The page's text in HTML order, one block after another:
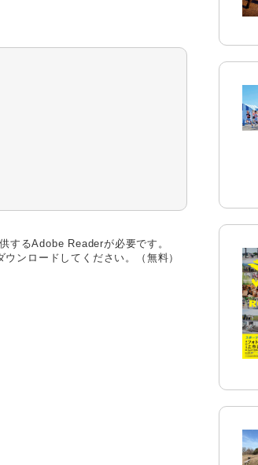
するAdobe Readerが必要です。
ンロードしてください。（無料）